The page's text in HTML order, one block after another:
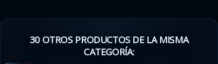
30 OTROS PRODUCTOS DE LA MISMA
CATEGORÍA: